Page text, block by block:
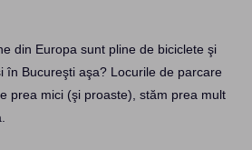
din Europa sunt pline de biciclete şi
în Bucureşti aşa? Locurile de parcare
prea mici (şi proaste), stăm prea mult